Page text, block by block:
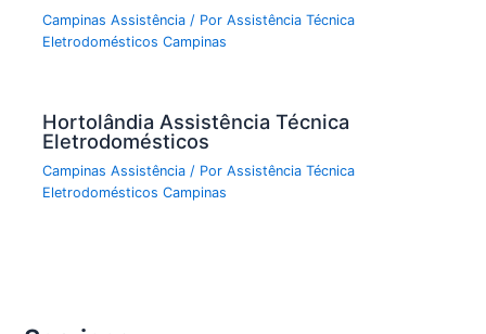
Campinas Assistência / PorAssistência Técnica
Eletrodomésticos Campinas
Hortolândia Assistência Técnica
Eletrodomésticos
Campinas Assistência / PorAssistência Técnica
Eletrodomésticos Campinas